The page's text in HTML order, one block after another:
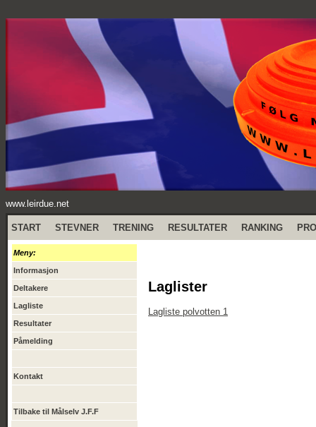
www.leirdue.net
START STEVNER TRENING RESULTATER RANKING
Meny:
Informasjon
Deltakere
Lagliste
Resultater
Påmelding
Kontakt
Tilbake til Målselv J.F.F
Laglister
Lagliste polvotten 1